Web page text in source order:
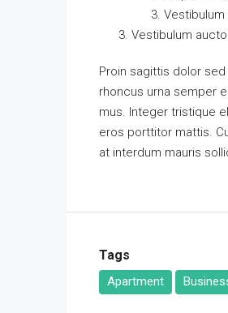
Vestibulum
Proin sagittis dolor
rhoncus urna semper
mus. Integer tristique
eros porttitor mattis.
at interdum mauris
Tags
Apartment